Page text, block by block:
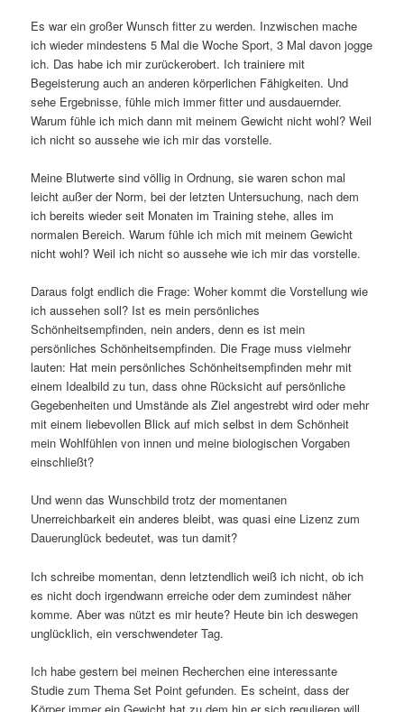
Es war ein großer Wunsch fitter zu werden. Inzwischen mache
ich wieder mindestens 5 Mal die Woche Sport, 3 Mal davon jogge
ich. Das habe ich mir zurückerobert. Ich trainiere mit
Begeisterung auch an anderen körperlichen Fähigkeiten. Und
sehe Ergebnisse, fühle mich immer fitter und ausdauernder.
Warum fühle ich mich dann mit meinem Gewicht nicht wohl? Weil
ich nicht so aussehe wie ich mir das vorstelle.
Meine Blutwerte sind völlig in Ordnung, sie waren schon mal
leicht außer der Norm, bei der letzten Untersuchung, nach dem
ich bereits wieder seit Monaten im Training stehe, alles im
normalen Bereich. Warum fühle ich mich mit meinem Gewicht
nicht wohl? Weil ich nicht so aussehe wie ich mir das vorstelle.
Daraus folgt endlich die Frage: Woher kommt die Vorstellung wie
ich aussehen soll? Ist es mein persönliches
Schönheitsempfinden, nein anders, denn es ist mein
persönliches Schönheitsempfinden. Die Frage muss vielmehr
lauten: Hat mein persönliches Schönheitsempfinden mehr mit
einem Idealbild zu tun, dass ohne Rücksicht auf persönliche
Gegebenheiten und Umstände als Ziel angestrebt wird oder mehr
mit einem liebevollen Blick auf mich selbst in dem Schönheit
mein Wohlfühlen von innen und meine biologischen Vorgaben
einschließt?
Und wenn das Wunschbild trotz der momentanen
Unerreichbarkeit ein anderes bleibt, was quasi eine Lizenz zum
Dauerunglück bedeutet, was tun damit?
Ich schreibe momentan, denn letztendlich weiß ich nicht, ob ich
es nicht doch irgendwann erreiche oder dem zumindest näher
komme. Aber was nützt es mir heute? Heute bin ich deswegen
unglücklich, ein verschwendeter Tag.
Ich habe gestern bei meinen Recherchen eine interessante
Studie zum Thema Set Point gefunden. Es scheint, dass der
Körper immer ein Gewicht hat zu dem hin er sich regulieren will,